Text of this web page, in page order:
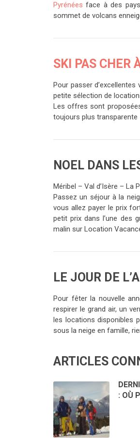
Pyrénées face à des
sommet de volcans
SKI PAS CHER
Pour passer
petite sélection de
Les offres sont
toujours plus transparente
NOEL DANS
Méribel – Val d’Isère – La
Passez un séjour à la
vous allez payer le prix
petit prix dans l’une des
malin sur Location
LE JOUR DE
Pour fêter la nouvelle
respirer le grand air, un
les locations disponibles
sous la neige en famille,
ARTICLES
: OÙ